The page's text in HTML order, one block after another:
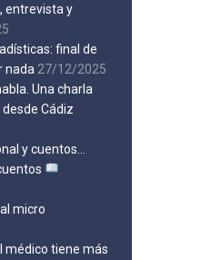
entrevista y
final de
nada 27/12/2025
Una charla
Cádiz
y cuentos…
micro
médico tiene más